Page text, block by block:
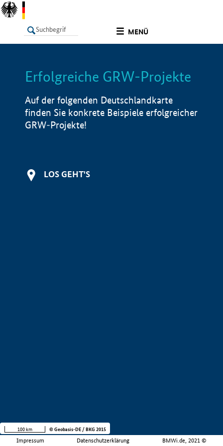
MENÜ
LISTE Info
Erfolgreiche GRW-Projekte
Auf der folgenden Deutschlandkarte
finden Sie konkrete Beispiele erfolgreicher
GRW-Projekte!
LOS GEHT'S
Impressum Datenschutzerklärung BMWi.de, 2021 ©
100 km © Geobasis-DE / BKG 2015